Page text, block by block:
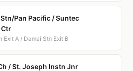
Pan Pacific / Suntec
Exit A / Damai Stn Exit B
/ St. Joseph Instn Jnr